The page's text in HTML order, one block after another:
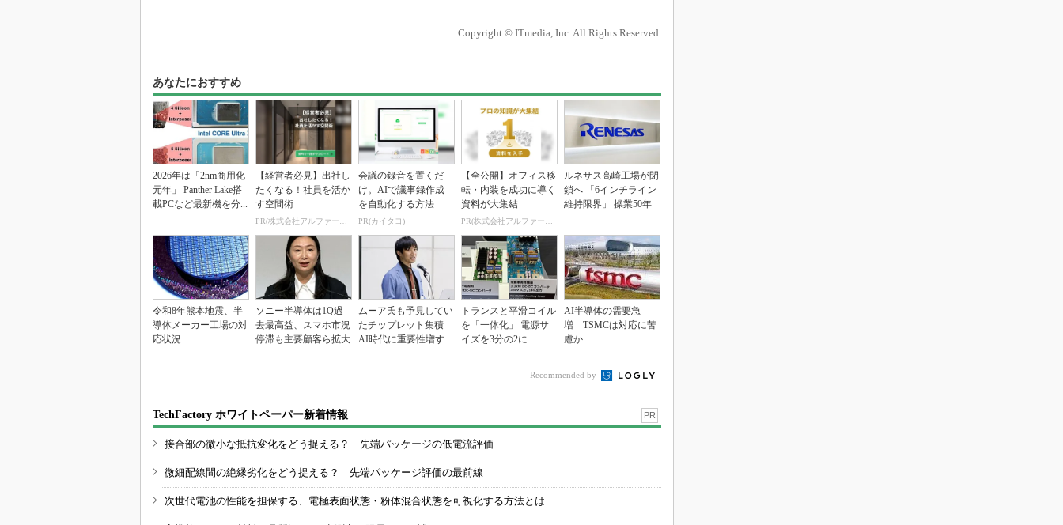
Copyright © ITmedia, Inc. All Rights Reserved.
あなたにおすすめ
2026年は「2nm商用化
元年」 Panther Lake搭
載PCなど最新機を分...
【経営者必見】出社し
たくなる！社員を活か
す空間術
PR(株式会社アルファーテクノ)
会議の録音を置くだ
け。AIで議事録作成
を自動化する方法
PR(カイタヨ)
【全公開】オフィス移
転・内装を成功に導く
資料が大集結
PR(株式会社アルファーテクノ)
ルネサス高崎工場が閉
鎖へ 「6インチライン
維持限界」 操業50年
令和8年熊本地震、半
導体メーカー工場の対
応状況
ソニー半導体は1Q過
去最高益、スマホ市況
停滞も主要顧客ら拡大
ムーア氏も予見してい
たチップレット集積
AI時代に重要性増す
トランスと平滑コイル
を「一体化」 電源サ
イズを3分の2に
AI半導体の需要急
増 TSMCは対応に苦
慮か
Recommended by
TechFactory ホワイトペーパー新着情報 PR
接合部の微小な抵抗変化をどう捉える？ 先端パッケージの低電流評価
微細配線間の絶縁劣化をどう捉える？ 先端パッケージ評価の最前線
次世代電池の性能を担保する、電極表面状態・粉体混合状態を可視化する方法とは